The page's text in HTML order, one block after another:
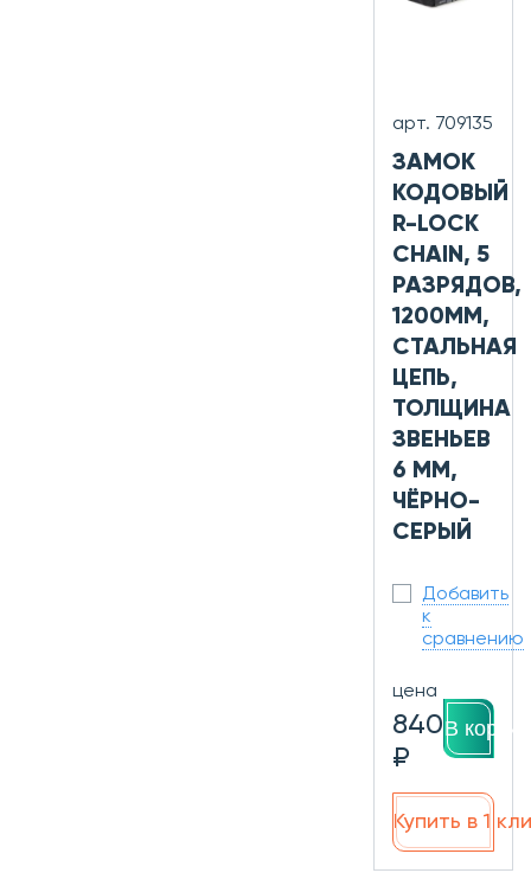
арт. 709135
ЗАМОК
КОДОВЫЙ
R-LOCK
CHAIN, 5
РАЗРЯДОВ,
1200ММ,
СТАЛЬНАЯ
ЦЕПЬ,
ТОЛЩИНА
ЗВЕНЬЕВ
6 ММ,
ЧЁРНО-
СЕРЫЙ
Добавить
к
сравнению
цена
840
₽
В
Купить в 1